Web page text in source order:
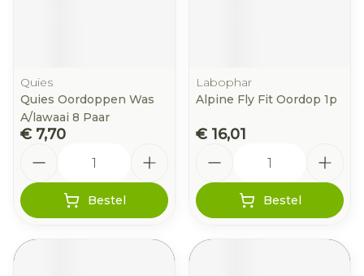
Quies
Quies Oordoppen Was
A/lawaai 8 Paar
€ 7,70
Bestel
Labophar
Alpine Fly Fit Oordop 1p
€ 16,01
Bestel